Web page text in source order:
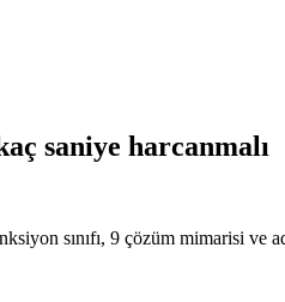
saniye harcanmalı
sınıfı, 9 çözüm mimarisi ve